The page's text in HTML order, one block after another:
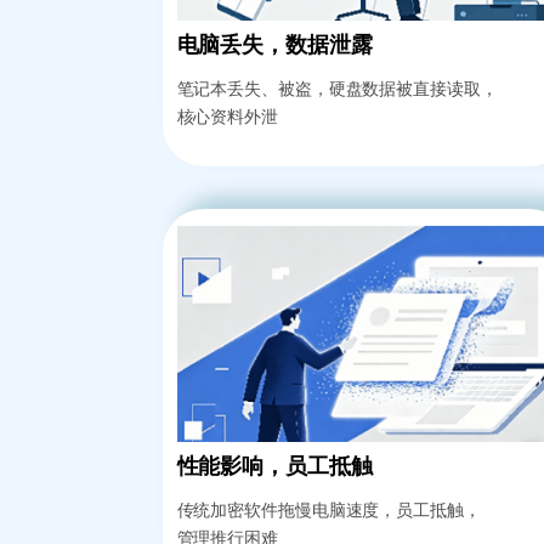
电脑丢失，数据泄露
笔记本丢失、被盗，硬盘数据被直接读取，
核心资料外泄
性能影响，员工抵触
传统加密软件拖慢电脑速度，员工抵触，
管理推行困难